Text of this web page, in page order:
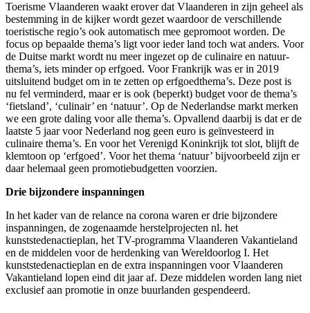
Toerisme Vlaanderen waakt erover dat Vlaanderen in zijn geheel als
bestemming in de kijker wordt gezet waardoor de verschillende
toeristische regio’s ook automatisch mee gepromoot worden. De
focus op bepaalde thema’s ligt voor ieder land toch wat anders. Voor
de Duitse markt wordt nu meer ingezet op de culinaire en natuur-
thema’s, iets minder op erfgoed. Voor Frankrijk was er in 2019
uitsluitend budget om in te zetten op erfgoedthema’s. Deze post is
nu fel verminderd, maar er is ook (beperkt) budget voor de thema’s
‘fietsland’, ‘culinair’ en ‘natuur’. Op de Nederlandse markt merken
we een grote daling voor alle thema’s. Opvallend daarbij is dat er de
laatste 5 jaar voor Nederland nog geen euro is geïnvesteerd in
culinaire thema’s. En voor het Verenigd Koninkrijk tot slot, blijft de
klemtoon op ‘erfgoed’. Voor het thema ‘natuur’ bijvoorbeeld zijn er
daar helemaal geen promotiebudgetten voorzien.
Drie bijzondere inspanningen
In het kader van de relance na corona waren er drie bijzondere
inspanningen, de zogenaamde herstelprojecten nl. het
kunststedenactieplan, het TV-programma Vlaanderen Vakantieland
en de middelen voor de herdenking van Wereldoorlog I. Het
kunststedenactieplan en de extra inspanningen voor Vlaanderen
Vakantieland lopen eind dit jaar af. Deze middelen worden lang niet
exclusief aan promotie in onze buurlanden gespendeerd.